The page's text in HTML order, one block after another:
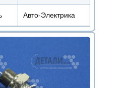
Авто-Электрика